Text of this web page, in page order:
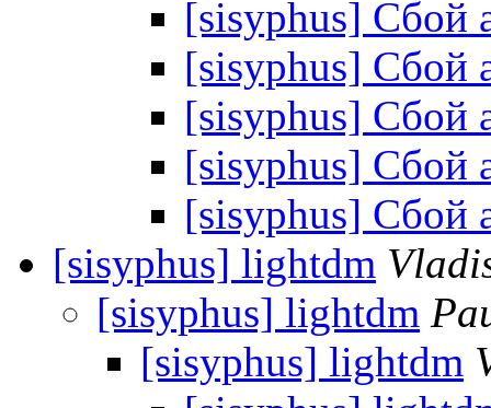
[sisyphus] Сбой
[sisyphus] Сбой
[sisyphus] Сбой
[sisyphus] Сбой
[sisyphus] Сбой
[sisyphus] lightdm
[sisyphus] lightdm
[sisyphus] lightdm